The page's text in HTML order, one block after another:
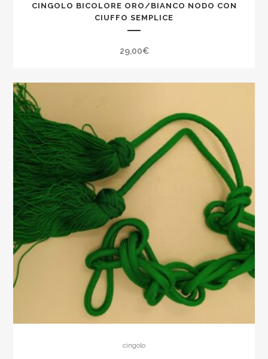
CINGOLO BICOLORE ORO/BIANCO NODO CON
CIUFFO SEMPLICE
29,00€
cingolo